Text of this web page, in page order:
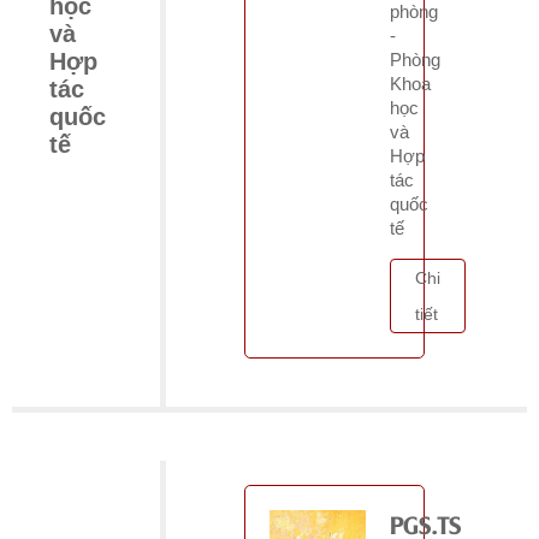
học
và
Hợp
tác
quốc
tế
phòng
-
Phòng
Khoa
học
và
Hợp
tác
quốc
tế
Chi
tiết
PGS.TS